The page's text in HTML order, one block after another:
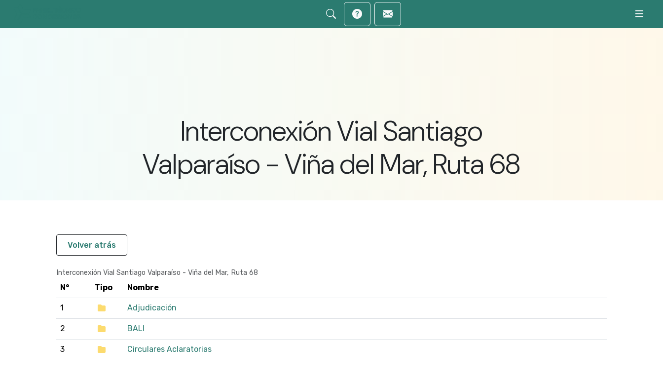
Interconexión Vial Santiago
Valparaíso - Viña del Mar, Ruta 68
Volver atrás
Interconexión Vial Santiago Valparaíso - Viña del Mar, Ruta 68
N° Tipo Nombre
1 Adjudicación
2 BALI
3 Circulares Aclaratorias